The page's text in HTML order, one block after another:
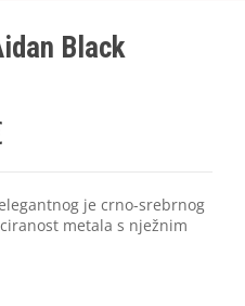
Black
je crno-srebrnog
metala s nježnim